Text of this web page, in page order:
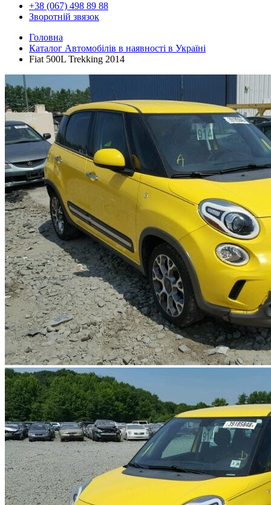
+38 (067) 498 89 88
Зворотній звязок
Головна
Каталог Автомобілів в наявності в Україні
Fiat 500L Trekking 2014